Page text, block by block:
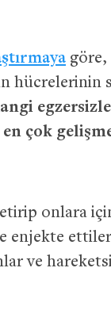
göre,
çok
onlara
enjekte
ve